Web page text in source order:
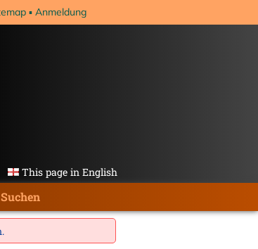
Anmeldung
This page in English
Suchen
.